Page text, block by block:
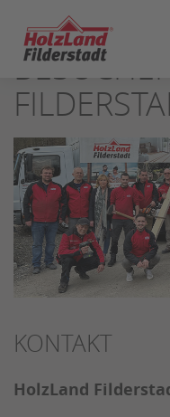
SEITENINHALT
SPRINGEN
KONTAKT
HolzLand